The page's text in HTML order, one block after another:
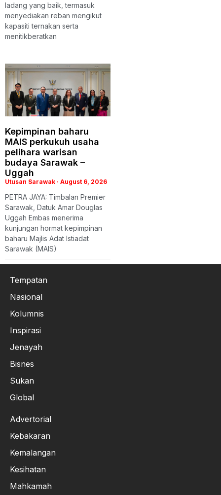
ladang yang baik, termasuk
menyediakan reban mengikut
kapasiti ternakan serta
menitikberatkan
Kepimpinan baharu
MAIS perkukuh usaha
pelihara warisan
budaya Sarawak –
Uggah
Utusan Sarawak August 6, 2026
PETRA JAYA: Timbalan Premier
Sarawak, Datuk Amar Douglas
Uggah Embas menerima
kunjungan hormat kepimpinan
baharu Majlis Adat Istiadat
Sarawak (MAIS)
Tempatan
Nasional
Kolumnis
Inspirasi
Jenayah
Bisnes
Sukan
Global
Advertorial
Kebakaran
Kemalangan
Kesihatan
Mahkamah